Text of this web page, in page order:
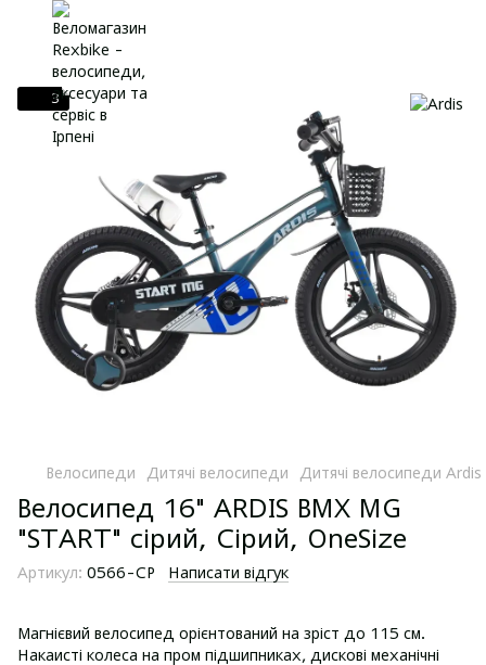
3
Велосипеди Дитячі велосипеди Дитячі велосипеди Ardis
Велосипед 16" ARDIS BMX MG
"START" сірий, Сірий, OneSize
Артикул: 0566-СР Написати відгук
Магнієвий велосипед орієнтований на зріст до 115 см.
Накаисті колеса на пром підшипниках, дискові механічні